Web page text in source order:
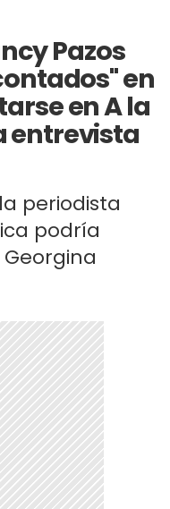
Pazos
en
en A la
entrevista
periodista
podría